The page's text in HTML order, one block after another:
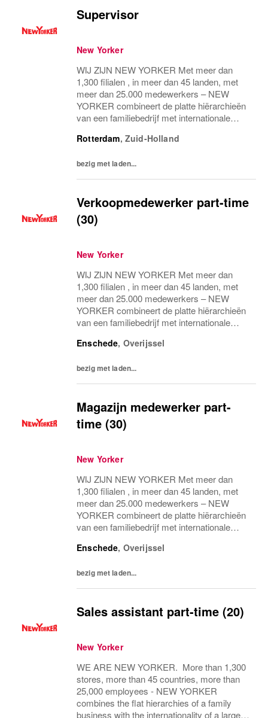
Supervisor
New Yorker
WIJ ZIJN NEW YORKER Met meer dan
1,300 filialen , in meer dan 45 landen, met
meer dan 25.000 medewerkers – NEW
YORKER combineert de platte hiërarchieën
van een familiebedrijf met internationale
werkomgeving. WEES NEW YORKER
Rotterdam, Zuid-Holland
bezig met laden...
Verkoopmedewerker part-time
(30)
New Yorker
WIJ ZIJN NEW YORKER Met meer dan
1,300 filialen , in meer dan 45 landen, met
meer dan 25.000 medewerkers – NEW
YORKER combineert de platte hiërarchieën
van een familiebedrijf met internationale
werkomgeving. WEES NEW YORKER
Enschede, Overijssel
bezig met laden...
Magazijn medewerker part-
time (30)
New Yorker
WIJ ZIJN NEW YORKER Met meer dan
1,300 filialen , in meer dan 45 landen, met
meer dan 25.000 medewerkers – NEW
YORKER combineert de platte hiërarchieën
van een familiebedrijf met internationale
werkomgeving. WEES NEW YORKER
Enschede, Overijssel
bezig met laden...
Sales assistant part-time (20)
New Yorker
WE ARE NEW YORKER. More than 1,300
stores, more than 45 countries, more than
25,000 employees - NEW YORKER
combines the flat hierarchies of a family
business with the internationality of a large